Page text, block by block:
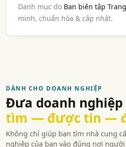
Danh mục do Ban biên tập
minh, chuẩn hóa & cập nhật.
DÀNH CHO DOANH NGHIỆP
Đưa doanh nghiệp
tìm — được tin —
Không chỉ giúp bạn tìm nhà cung
nghiệp của bạn vào đúng nơi